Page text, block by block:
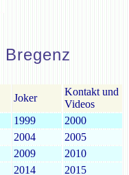
Joker
Kontakt und
Videos
1999
2000
2004
2005
2009
2010
2014 2015